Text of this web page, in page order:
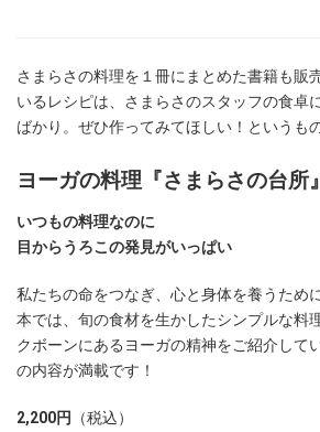
さまらさの料理を１冊にまとめた書籍も
いるレシピは、さまらさのスタッフの食卓
ばかり。ぜひ作ってみてほしい！というも
ヨーガの料理『さまらさの台所』
いつもの料理なのに
目からうろこの発見がいっぱい
私たちの命をつなぎ、心と身体を養うため
本では、旬の食材を生かしたシンプルな料
クボーンにあるヨーガの精神をご紹介して
の内容が満載です！
2,200円 （税込）